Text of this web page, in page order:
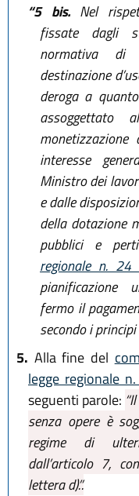
“5 bis.Nel
fissate dagli
normativa
destinazione
deroga a
assoggettato
interesse
Ministro dei
e dalle
della dotazione
pubblici e
regionale n.
pianificazione
fermo il
secondo i
5. Alla fine del
legge regionale
seguenti parole:
senza opere è
regime di
dall’articolo 7,
lettera d).”.